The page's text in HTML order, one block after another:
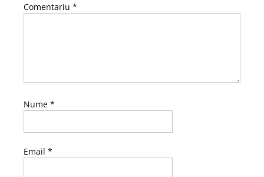
Comentariu *
Nume *
Email *